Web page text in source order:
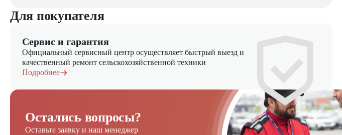
Для покупателя
Сервис и гарантия
Официальный сервисный центр осуществляет быстрый выезд и
качественный ремонт сельскохозяйственной техники
Подробнее
Остались вопросы?
Оставьте заявку и наш менеджер